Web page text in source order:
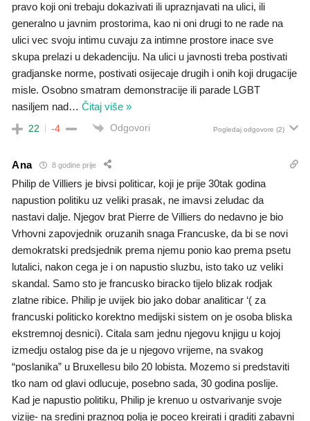
pravo koji oni trebaju dokazivati ili upraznjavati na ulici, ili
generalno u javnim prostorima, kao ni oni drugi to ne rade na
ulici vec svoju intimu cuvaju za intimne prostore inace sve
skupa prelazi u dekadenciju. Na ulici u javnosti treba postivati
gradjanske norme, postivati osijecaje drugih i onih koji drugacije
misle. Osobno smatram demonstracije ili parade LGBT
nasiljem nad… Čitaj više »
22 -4 Odgovori Pogledaj odgovore (2)
Ana 8 godine prije
Philip de Villiers je bivsi politicar, koji je prije 30tak godina
napustion politiku uz veliki prasak, ne imavsi zeludac da
nastavi dalje. Njegov brat Pierre de Villiers do nedavno je bio
Vrhovni zapovjednik oruzanih snaga Francuske, da bi se novi
demokratski predsjednik prema njemu ponio kao prema psetu
lutalici, nakon cega je i on napustio sluzbu, isto tako uz veliki
skandal. Samo sto je francusko biracko tijelo blizak rodjak
zlatne ribice. Philip je uvijek bio jako dobar analiticar ‘( za
francuski politicko korektno medijski sistem on je osoba bliska
ekstremnoj desnici). Citala sam jednu njegovu knjigu u kojoj
izmedju ostalog pise da je u njegovo vrijeme, na svakog
“poslanika” u Bruxellesu bilo 20 lobista. Mozemo si predstaviti
tko nam od glavi odlucuje, posebno sada, 30 godina poslije.
Kad je napustio politiku, Philip je krenuo u ostvarivanje svoje
vizije- na sredini praznog polja je poceo kreirati i graditi zabavni